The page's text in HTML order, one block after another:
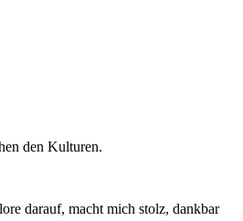
den Kulturen.
darauf, macht mich stolz, dankbar